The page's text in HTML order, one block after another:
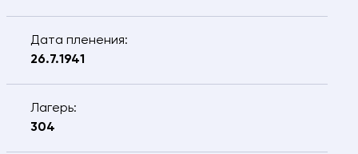
Дата пленения:
26.7.1941
Лагерь:
304
телефона
ФИО разыскиваемого